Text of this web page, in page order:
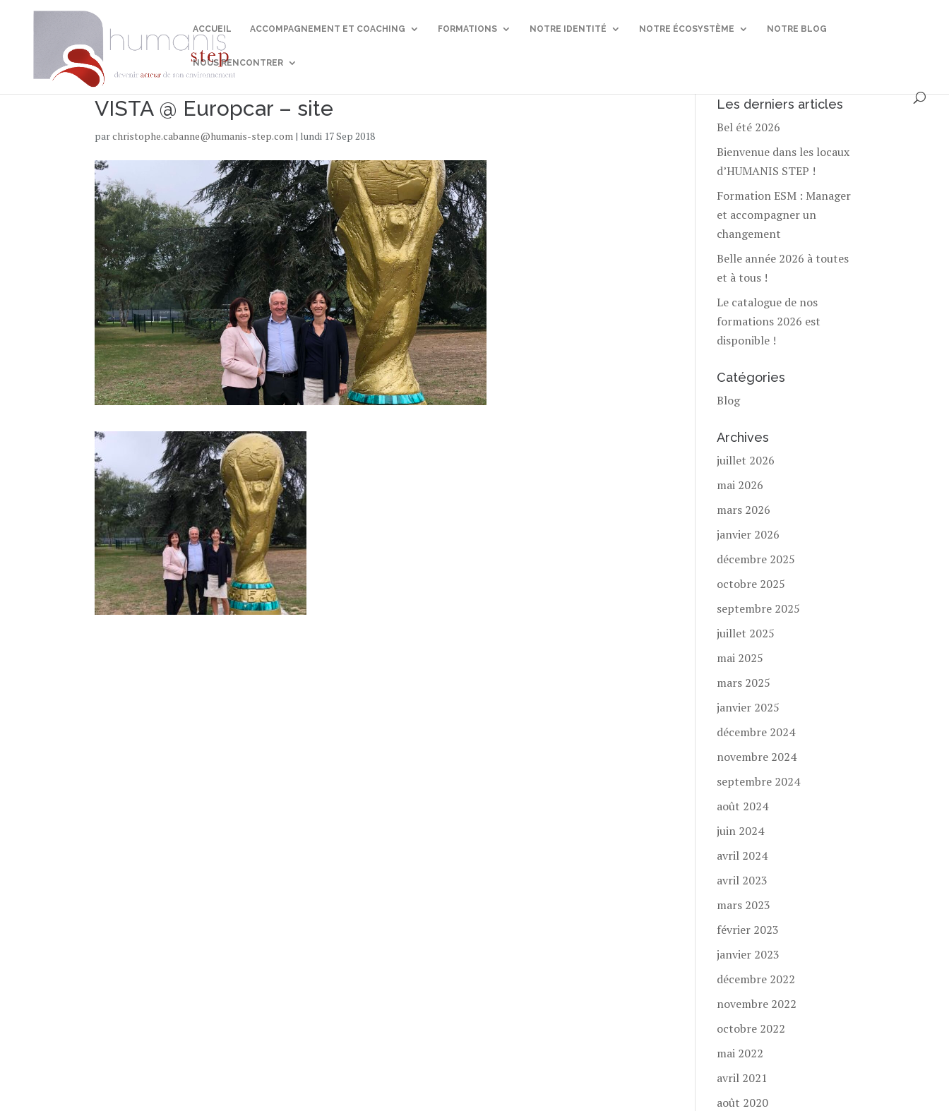
ACCUEIL ACCOMPAGNEMENT ET COACHING FORMATIONS NOTRE IDENTITÉ NOTRE ÉCOSYSTÈME NOTRE BLOG
NOUS RENCONTRER
VISTA @ Europcar – site
parchristophe.cabanne@humanis-step.com | lundi 17 Sep 2018
Les derniers articles
Bel été 2026
Bienvenue dans les locaux
d’HUMANIS STEP !
Formation ESM : Manager
et accompagner un
changement
Belle année 2026 à toutes
et à tous !
Le catalogue de nos
formations 2026 est
disponible !
Catégories
Blog
Archives
juillet 2026
mai 2026
mars 2026
janvier 2026
décembre 2025
octobre 2025
septembre 2025
juillet 2025
mai 2025
mars 2025
janvier 2025
décembre 2024
novembre 2024
septembre 2024
août 2024
juin 2024
avril 2024
avril 2023
mars 2023
février 2023
janvier 2023
décembre 2022
novembre 2022
octobre 2022
mai 2022
avril 2021
août 2020